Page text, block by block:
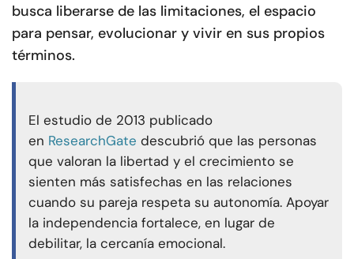
busca liberarse de las limitaciones, el espacio
para pensar, evolucionar y vivir en sus propios
términos.
El estudio de 2013 publicado
en ResearchGate descubrió que las personas
que valoran la libertad y el crecimiento se
sienten más satisfechas en las relaciones
cuando su pareja respeta su autonomía. Apoyar
la independencia fortalece, en lugar de
debilitar, la cercanía emocional.